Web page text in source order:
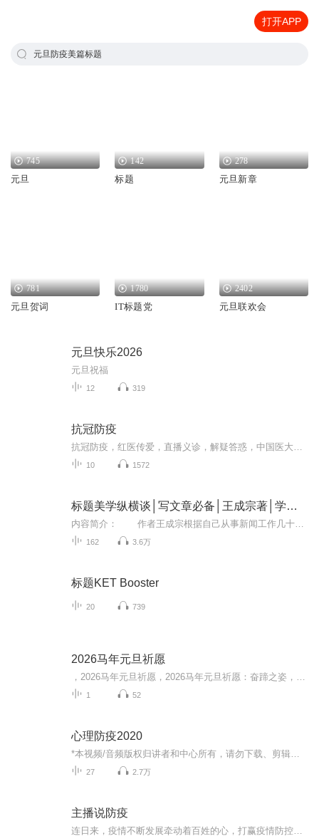
打开APP
元旦防疫美篇标题
745
元旦
142
标题
278
元旦新章
781
元旦贺词
1780
IT标题党
2402
元旦联欢会
元旦快乐2026
元旦祝福
12 319
抗冠防疫
10 1572
标题美学纵横谈│写文章必备│王成宗著│学习写标题
162 3.6万
标题KET Booster
20 739
2026马年元旦祈愿
1 52
心理防疫2020
27 2.7万
主播说防疫